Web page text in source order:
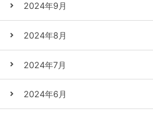
2024年9月
2024年8月
2024年7月
2024年6月